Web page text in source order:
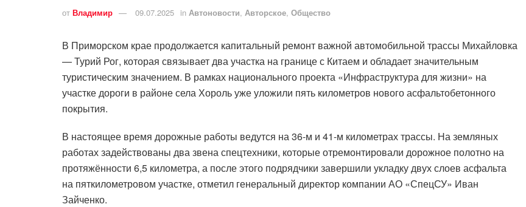
от Владимир 09.07.2025 in Автоновости, Авторское, Общество
В Приморском крае продолжается капитальный ремонт важной автомобильной трассы Михайловка
— Турий Рог, которая связывает два участка на границе с Китаем и обладает значительным
туристическим значением. В рамках национального проекта «Инфраструктура для жизни» на
участке дороги в районе села Хороль уже уложили пять километров нового асфальтобетонного
покрытия.
В настоящее время дорожные работы ведутся на 36-м и 41-м километрах трассы. На земляных
работах задействованы два звена спецтехники, которые отремонтировали дорожное полотно на
протяжённости 6,5 километра, а после этого подрядчики завершили укладку двух слоев асфальта
на пяткилометровом участке, отметил генеральный директор компании АО «СпецСУ» Иван
Зайченко.